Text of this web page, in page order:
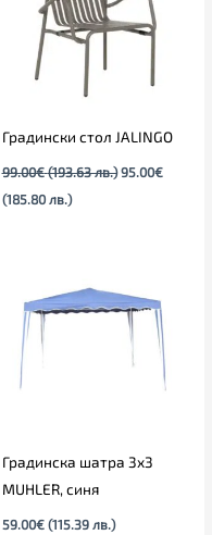
Градински стол JALINGO
99.00€ (193.63 лв.) 95.00€
(185.80 лв.)
Градинска шатра 3х3
MUHLER, синя
59.00€ (115.39 лв.)